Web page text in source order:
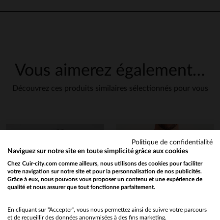
Vous aimerez également…
Découvrez ces produits similaires sélectionnés pour vous
Would you like to be redirected to our English site?
No
Politique de confidentialité
Naviguez sur notre site en toute simplicité grâce aux cookies
Chez Cuir-city.com comme ailleurs, nous utilisons des cookies pour faciliter
votre navigation sur notre site et pour la personnalisation de nos publicités.
Grâce à eux, nous pouvons vous proposer un contenu et une expérience de
qualité et nous assurer que tout fonctionne parfaitement.
En cliquant sur "Accepter", vous nous permettez ainsi de suivre votre parcours
et de recueillir des données anonymisées à des fins marketing.